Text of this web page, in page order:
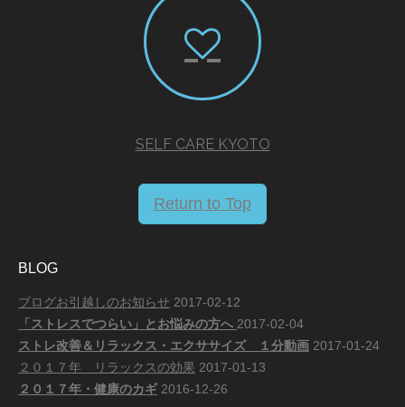
SELF CARE KYOTO
Return to Top
BLOG
ブログお引越しのお知らせ 2017-02-12
「ストレスでつらい」とお悩みの方へ 2017-02-04
ストレ改善＆リラックス・エクササイズ １分動画 2017-01-24
２０１７年 リラックスの効果 2017-01-13
２０１７年・健康のカギ 2016-12-26